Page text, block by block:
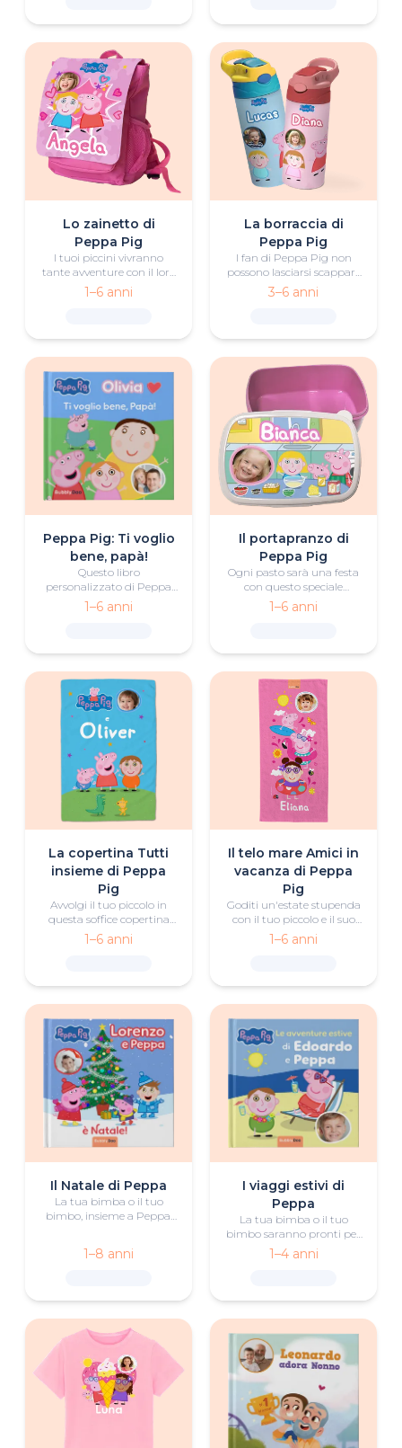
divertenti da fare sia in
casa che all'aria aperta,
scoprendo tutta la gioia e
la meraviglia del tempo
trascorso con le persone
care.
Lo zainetto di
Peppa Pig
I tuoi piccini vivranno
tante avventure con il loro
zainetto quadrato di
Peppa Pig, personalizzato
1–6 anni
La borraccia di
Peppa Pig
I fan di Peppa Pig non
possono lasciarsi scappare
questa borraccia con il
nome, l'illustrazione e la
3–6 anni
Peppa Pig: Ti voglio
bene, papà!
Questo libro
personalizzato di Peppa
Pig racconta un viaggio in
campeggio tra papà e figli
1–6 anni
Il portapranzo di
Peppa Pig
Ogni pasto sarà una festa
con questo speciale
portapranzo di Peppa Pig,
personalizzato con
foto.
1–6 anni
La copertina Tutti
insieme di Peppa
Pig
Avvolgi il tuo piccolo in
questa soffice copertina
raffigurante Peppa e
George.
1–6 anni
Il telo mare Amici in
vacanza di Peppa
Pig
Goditi un'estate stupenda
con il tuo piccolo e il suo
telo mare personalizzato
di Peppa Pig.
1–6 anni
Il Natale di Peppa
La tua bimba o il tuo
bimbo, insieme a Peppa,
personalizzato.
1–8 anni
I viaggi estivi di
Peppa
La tua bimba o il tuo
bimbo saranno pronti per
avventure luminose con
questo libro estivo
1–4 anni